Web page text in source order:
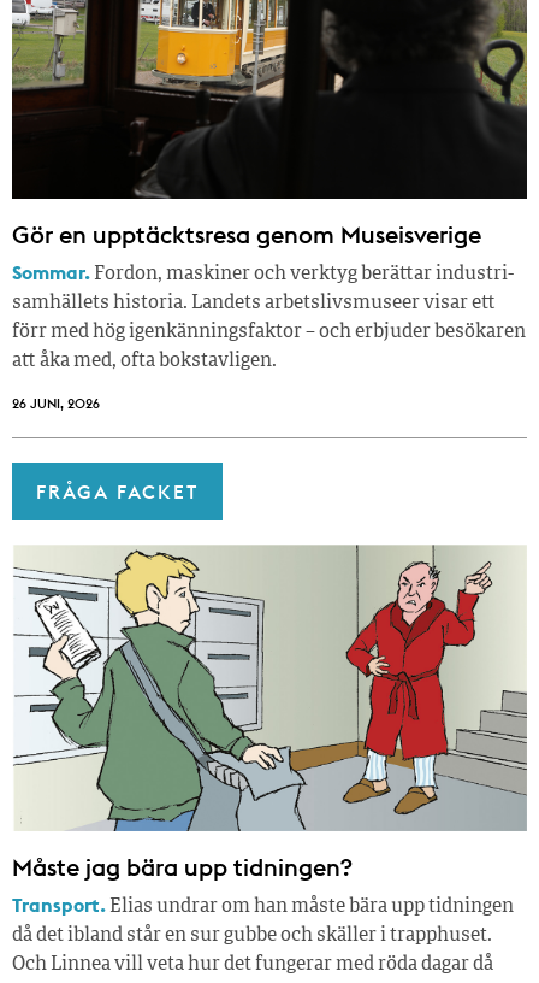
Gör en upptäcktsresa genom Museisverige
Sommar. Fordon, maskiner och verktyg berättar industri­
samhällets historia. Landets arbetslivsmuseer visar ett
förr med hög igenkänningsfaktor – och erbjuder besökaren
att åka med, ofta bokstavligen.
26 JUNI, 2026
FRÅGA FACKET
Måste jag bära upp tidningen?
Transport. Elias undrar om han måste bära upp tidningen
då det ibland står en sur gubbe och skäller i trapphuset.
Och Linnea vill veta hur det fungerar med röda dagar då